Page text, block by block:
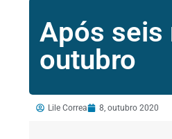
Após seis
outubro
Lile Correa 8, outubro 2020